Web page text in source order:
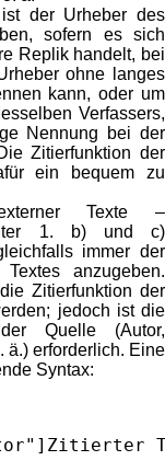
der Urheber des
sofern es sich
Replik handelt, bei
ohne langes
kann, oder um
Verfassers,
Nennung bei der
Zitierfunktion der
ein bequem zu
Texte –
1. b) und c)
immer der
anzugeben.
Zitierfunktion der
jedoch ist die
Quelle (Autor,
ä.) erforderlich. Eine
Syntax: